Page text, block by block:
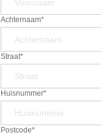
Achternaam*
Straat*
Huisnummer*
Postcode*